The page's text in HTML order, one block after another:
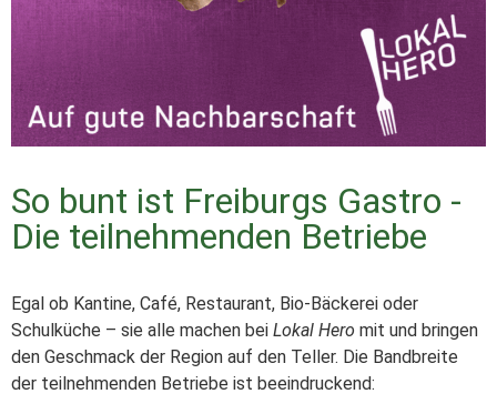
So bunt ist Freiburgs Gastro -
Die teilnehmenden Betriebe
Egal ob Kantine, Café, Restaurant, Bio-Bäckerei oder
Schulküche – sie alle machen bei Lokal Hero mit und bringen
den Geschmack der Region auf den Teller. Die Bandbreite
der teilnehmenden Betriebe ist beeindruckend: